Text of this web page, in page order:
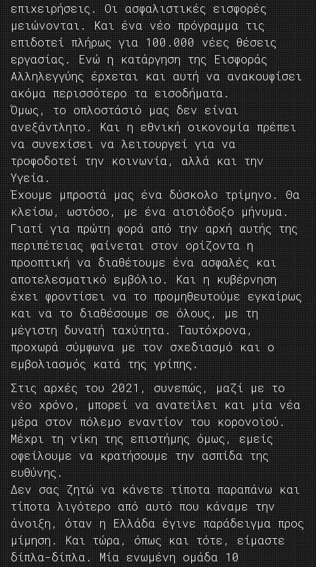
επιχειρήσεις. Οι ασφαλιστικές εισφορές
μειώνονται. Και ένα νέο πρόγραμμα τις
επιδοτεί πλήρως για 100.000 νέες θέσεις
εργασίας. Ενώ η κατάργηση της Εισφοράς
Αλληλεγγύης έρχεται και αυτή να ανακουφίσει
ακόμα περισσότερο τα εισοδήματα.
Όμως, το οπλοστάσιό μας δεν είναι
ανεξάντλητο. Και η εθνική οικονομία πρέπει
να συνεχίσει να λειτουργεί για να
τροφοδοτεί την κοινωνία, αλλά και την
Υγεία.
Έχουμε μπροστά μας ένα δύσκολο τρίμηνο. Θα
κλείσω, ωστόσο, με ένα αισιόδοξο μήνυμα.
Γιατί για πρώτη φορά από την αρχή αυτής της
περιπέτειας φαίνεται στον ορίζοντα η
προοπτική να διαθέτουμε ένα ασφαλές και
αποτελεσματικό εμβόλιο. Και η κυβέρνηση
έχει φροντίσει να το προμηθευτούμε εγκαίρως
και να το διαθέσουμε σε όλους, με τη
μέγιστη δυνατή ταχύτητα. Ταυτόχρονα,
προχωρά σύμφωνα με τον σχεδιασμό και ο
εμβολιασμός κατά της γρίπης.
Στις αρχές του 2021, συνεπώς, μαζί με το
νέο χρόνο, μπορεί να ανατείλει και μία νέα
μέρα στον πόλεμο εναντίον του κορονοϊού.
Μέχρι τη νίκη της επιστήμης όμως, εμείς
οφείλουμε να κρατήσουμε την ασπίδα της
ευθύνης.
Δεν σας ζητώ να κάνετε τίποτα παραπάνω και
τίποτα λιγότερο από αυτό που κάναμε την
άνοιξη, όταν η Ελλάδα έγινε παράδειγμα προς
μίμηση. Και τώρα, όπως και τότε, είμαστε
δίπλα-δίπλα. Μία ενωμένη ομάδα 10